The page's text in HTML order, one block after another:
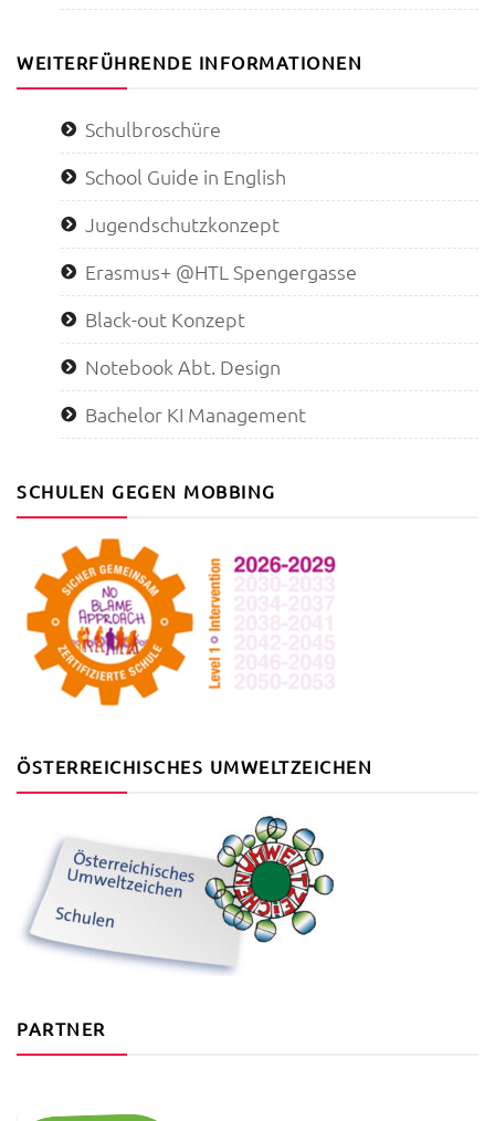
WEITERFÜHRENDE INFORMATIONEN
Schulbroschüre
School Guide in English
Jugendschutzkonzept
Erasmus+ @HTL Spengergasse
Black-out Konzept
Notebook Abt. Design
Bachelor KI Management
SCHULEN GEGEN MOBBING
ÖSTERREICHISCHES UMWELTZEICHEN
PARTNER